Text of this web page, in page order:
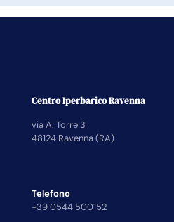
Centro Iperbarico Ravenna
via A. Torre 3
48124 Ravenna (RA)
Telefono
+39 0544 500152